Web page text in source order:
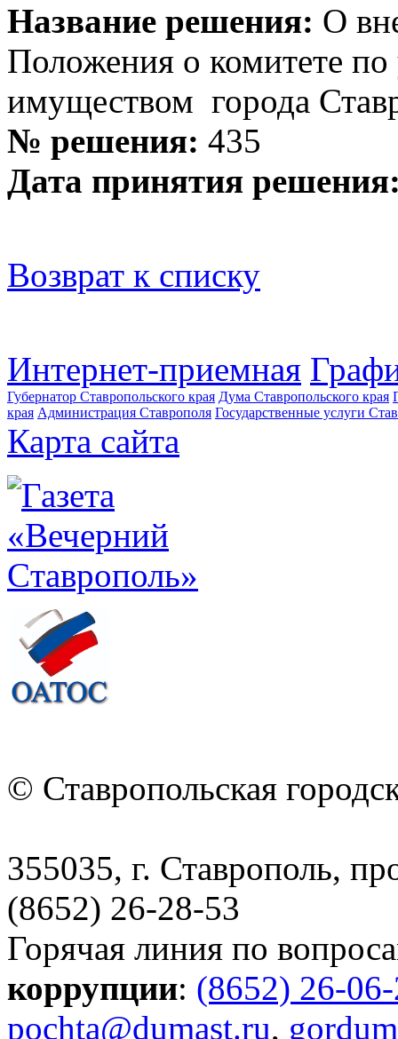
Название решения: О
Положения о комитете
имуществом города
№ решения: 435
Дата принятия
Возврат к списку
Интернет-приемная
Губернатор Ставропольского края Дума Ставропольского края
края Администрация Ставрополя Государственные услуги
Карта сайта
© Ставропольская
355035, г. Ставрополь,
(8652) 26-28-53
Горячая линия по
коррупции: (8652) 26-
pochta@dumast.ru,